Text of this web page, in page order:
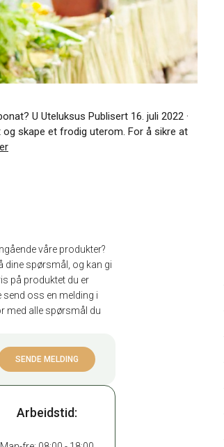
U Uteluksus Publisert 16. juli 2022 ·
og skape et frodig uterom. For å sikre at
våre produkter?
dine spørsmål, og kan gi
på produktet du er
oss en melding i
med alle spørsmål du
Arbeidstid: